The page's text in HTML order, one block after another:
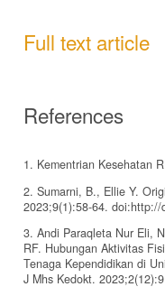
Full text article
References
1. Kementrian Kesehatan
2. Sumarni, B., Ellie Y.
2023;9(1):58-64.
3. Andi Paraqleta Nur Eli,
RF. Hubungan Aktivitas
Tenaga Kependidikan di
J Mhs Kedokt.